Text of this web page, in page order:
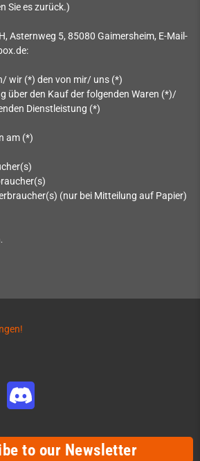
Sie es zurück.)
Asternweg 5, 85080 Gaimersheim, E-Mail-
:
wir (*) den von mir/ uns (*)
über den Kauf der folgenden Waren (*)/
Dienstleistung (*)
am (*)
(nur bei Mitteilung auf Papier)
YouTube
to our Newsletter